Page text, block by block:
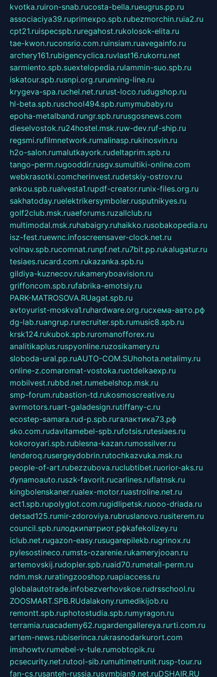
kvotka.ruiron-snab.rucosta-bella.rueugrus.pp.ru
associaciya39.ruprimexpo.spb.rubezmorchin.ruia2.ru
cpt21.ruispecspb.ruregahost.rukolosok-elita.ru
tae-kwon.ruconsrio.com.ruinsiam.ruavegainfo.ru
archery161.rubigencyclica.ruvlast16.rukorru.net
sarmiento.spb.suextelopedia.rulammin-suo.spb.ru
iskatour.spb.rusnpi.org.rurunning-line.ru
krygeva-spa.ruchel.net.rurust-loco.rudugshop.ru
hl-beta.spb.ruschool494.spb.rumymubaby.ru
epoha-metalband.rungr.spb.rurusgosnews.com
dieselvostok.ru24hostel.msk.ruw-dev.ruf-ship.ru
regsmi.rufilmnetwork.rumalinasp.rukinosvin.ru
h2o-salon.rumalutkayork.rudeltaprim.spb.ru
tango-perm.rugooddir.rusgv.sumultiki-online.com
webkrasotki.comcherinvest.rudetskiy-ostrov.ru
ankou.spb.rualvesta1.rupdf-creator.runix-files.org.ru
sakhatoday.ruelektrikersymboler.rusputnikyes.ru
golf2club.msk.ruaeforums.ruzallclub.ru
multimodal.msk.ruhabaigry.ruhaikko.rusobakopedia.ru
isz-fest.ruewnc.infoscreensaver-clock.net.ru
volnav.spb.rucomnat.runpf.net.ru7bit.pp.rukalugatur.ru
tesiaes.rucard.com.rukazanka.spb.ru
gildiya-kuznecov.rukameryboavision.ru
griffoncom.spb.rufabrika-emotsiy.ru
PARK-MATROSOVA.RUagat.spb.ru
avtoyurist-moskva1.ruhardware.org.ruсхема-авто.рф
dg-lab.ruangrup.rurecruiter.spb.rumusic8.spb.ru
krsk124.rukubok.spb.ruromanofforex.ru
analitikaplus.ruspyonline.ruzosikamery.ru
sloboda-ural.pp.ruAUTO-COM.SUhohota.netalimy.ru
online-z.comaromat-vostoka.ruotdelkaexp.ru
mobilvest.rubbd.net.rumebelshop.msk.ru
smp-forum.rubastion-td.rukosmoscreative.ru
avrmotors.ruart-galadesign.rutiffany-c.ru
ecostep-samara.rud-p.spb.ruгалактика73.рф
sko.com.rudavitamebel-spb.rufotsis.rutesiaes.ru
kokoroyari.spb.rublesna-kazan.rumossilver.ru
lenderoq.rusergeydobrin.rutochkazvuka.msk.ru
people-of-art.rubezzubova.ruclubtibet.ruorior-aks.ru
dynamoauto.ruszk-favorit.rucarlines.ruflatnsk.ru
kingbolenskaner.rualex-motor.ruastroline.net.ru
act1.spb.rupolyglot.com.rugidlipetsk.ruooo-driada.ru
detsad125.rumir-zdoroviya.rubruslanovo.rusiterem.ru
council.spb.ruлодкипатриот.рфkafekolizey.ru
iclub.net.rugazon-easy.rusugarepilekb.rugrinox.ru
pylesostineco.rumsts-ozarenie.rukameryjooan.ru
artemovskij.rudopler.spb.ruaid70.rumetall-perm.ru
ndm.msk.ruratingzooshop.ruapiaccess.ru
globalautotrade.infobezverhovskoe.rudrsschool.ru
ZOOSMART.SPB.RUdalakony.rumedikijob.ru
remontt.spb.ruphotostudia.spb.rumyragon.ru
terramia.ruacademy62.rugardengallereya.rurti.com.ru
artem-news.rubiserinca.rukrasnodarkurort.com
imshowtv.rumebel-v-tule.rumobtopik.ru
pcsecurity.net.rutool-sib.rumultimetrunit.rusp-tour.ru
fan-cs.rusanteh-russia.rusymbian9.net.ruDSHAIR.RU